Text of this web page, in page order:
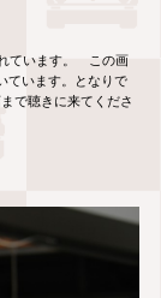
ています。 この画
ています。となりで
で聴きに来てくださ